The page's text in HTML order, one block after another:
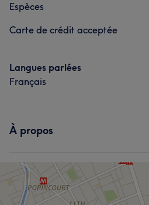
Espèces
Carte de crédit acceptée
Langues parlées
Français
À propos